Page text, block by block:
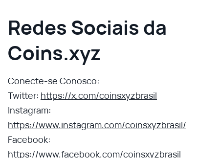
Redes Sociais da
Coins.xyz
Conecte-se Conosco:
Twitter: https://x.com/coinsxyzbrasil
Instagram:
https://www.instagram.com/coinsxyzbrasil/
Facebook:
https://www.facebook.com/coinsxyzbrasil